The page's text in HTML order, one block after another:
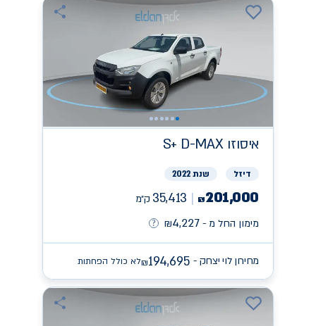
איסוזוS+ D-MAX
דיזל שנת 2022
₪201,000
35,413 ק״מ
מימון החל מ -
₪4,227
מחירון לוי יצחק - ₪194,695 לא כולל הפחתות